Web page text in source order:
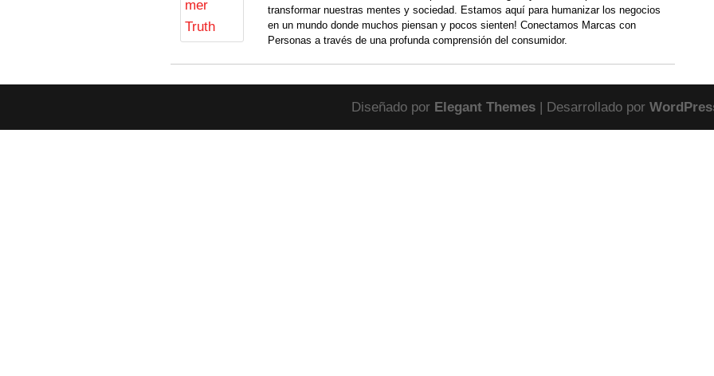
transformar nuestras mentes y sociedad. Estamos aquí para humanizar los negocios
en un mundo donde muchos piensan y pocos sienten! Conectamos Marcas con
Personas a través de una profunda comprensión del consumidor.
Diseñado por Elegant Themes | Desarrollado por